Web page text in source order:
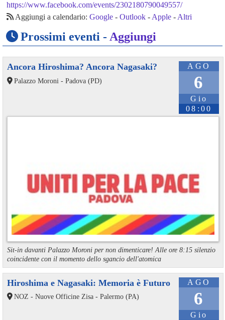
https://www.facebook.com/events/2302180790049557/
Aggiungi a calendario: Google- Outlook- Apple- Altri
Prossimi eventi - Aggiungi
AGO
6
Gio
08:00
Ancora Hiroshima? Ancora Nagasaki?
Palazzo Moroni - Padova (PD)
Sit-in davanti Palazzo Moroni per non dimenticare! Alle ore 8:15 silenzio
coincidente con il momento dello sgancio dell'atomica
AGO
6
Gio
Hiroshima e Nagasaki: Memoria è Futuro
NOZ - Nuove Officine Zisa - Palermo (PA)